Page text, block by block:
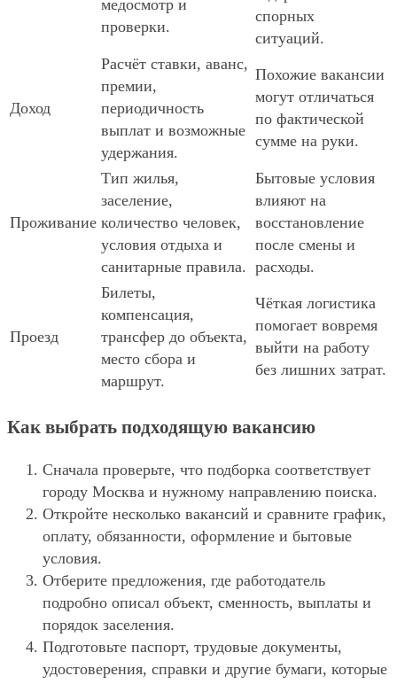
медосмотр и
проверки.
спорных
ситуаций.
Доход
Расчёт ставки, аванс,
премии,
периодичность
выплат и возможные
удержания.
Похожие вакансии
могут отличаться
по фактической
сумме на руки.
Проживание
Тип жилья,
заселение,
количество человек,
условия отдыха и
санитарные правила.
Бытовые условия
влияют на
восстановление
после смены и
расходы.
Проезд
Билеты,
компенсация,
трансфер до объекта,
место сбора и
маршрут.
Чёткая логистика
помогает вовремя
выйти на работу
без лишних затрат.
Как выбрать подходящую вакансию
Сначала проверьте, что подборка соответствует
городу Москва и нужному направлению поиска.
Откройте несколько вакансий и сравните график,
оплату, обязанности, оформление и бытовые
условия.
Отберите предложения, где работодатель
подробно описал объект, сменность, выплаты и
порядок заселения.
Подготовьте паспорт, трудовые документы,
удостоверения, справки и другие бумаги, которые